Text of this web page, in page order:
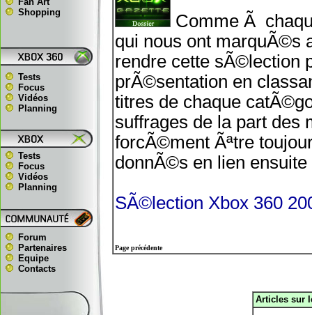
Shopping
Tests
Focus
Vidéos
Planning
Tests
Focus
Vidéos
Planning
Forum
Partenaires
Equipe
Contacts
Comme Ã
qui nous ont marquÃ©s
rendre cette sÃ©lection
prÃ©sentation en
titres de chaque
suffrages de la part des
forcÃ©ment Ãªtre
donnÃ©s en lien
SÃ©lection Xbox 360
Page précédente
Articles sur